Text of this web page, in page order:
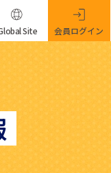
Site 会員ログイン